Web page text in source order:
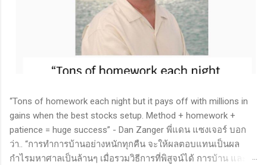
“Tons of homework each night but it pays off with millions in
gains when the best stocks setup. Method + homework +
patience = huge success” - Dan Zanger พี่แดน แซงเจอร์ บอก
ว่า.. “การทำการบ้านอย่างหนักทุกคืน จะให้ผลตอบแทนเป็นผล
กำไรมหาศาลเป็นล้านๆ เมื่อรวมวิธีการที่พิสูจน์ได้ การบ้าน และ